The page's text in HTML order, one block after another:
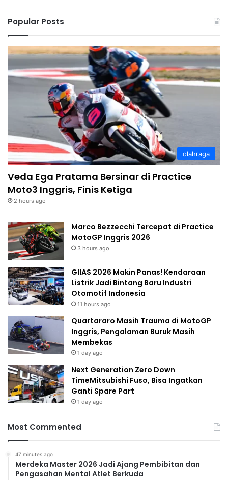
Popular Posts
olahraga
Veda Ega Pratama Bersinar di Practice
Moto3 Inggris, Finis Ketiga
2 hours ago
Marco Bezzecchi Tercepat di Practice
MotoGP Inggris 2026
3 hours ago
GIIAS 2026 Makin Panas! Kendaraan
Listrik Jadi Bintang Baru Industri
Otomotif Indonesia
11 hours ago
Quartararo Masih Trauma di MotoGP
Inggris, Pengalaman Buruk Masih
Membekas
1 day ago
Next Generation Zero Down
TimeMitsubishi Fuso, Bisa Ingatkan
Ganti Spare Part
1 day ago
Most Commented
47 minutes ago
Merdeka Master 2026 Jadi Ajang Pembibitan dan
Pengasahan Mental Atlet Berkuda